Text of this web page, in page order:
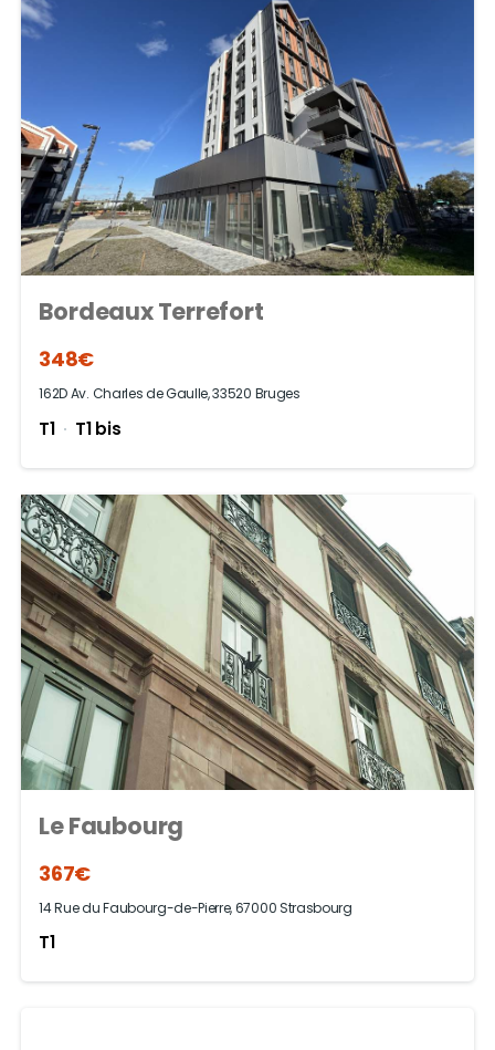
Bordeaux Terrefort
348€
162D Av. Charles de Gaulle, 33520 Bruges
T1 T1 bis
Le Faubourg
367€
14 Rue du Faubourg-de-Pierre, 67000 Strasbourg
T1